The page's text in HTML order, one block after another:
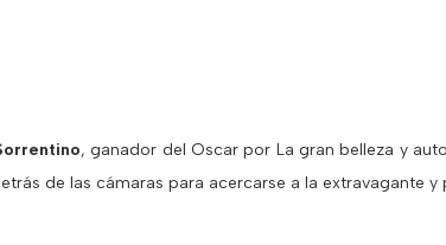
, ganador del Oscar por La gran belleza y
de las cámaras para acercarse a la extravagante